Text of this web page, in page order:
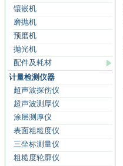
镶嵌机
磨抛机
预磨机
抛光机
配件及耗材
计量检测仪器
超声波探伤仪
超声波测厚仪
涂层测厚仪
表面粗糙度仪
三坐标测量仪
粗糙度轮廓仪